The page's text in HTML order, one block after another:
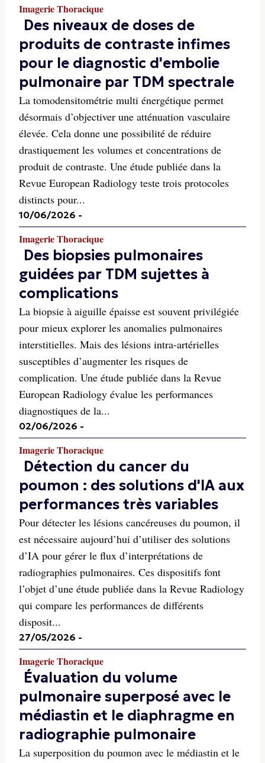
Imagerie Thoracique
Des niveaux de doses de
produits de contraste infimes
pour le diagnostic d'embolie
pulmonaire par TDM spectrale
La tomodensitométrie multi énergétique permet
désormais d’objectiver une atténuation vasculaire
élevée. Cela donne une possibilité de réduire
drastiquement les volumes et concentrations de
produit de contraste. Une étude publiée dans la
Revue European Radiology teste trois protocoles
distincts pour...
10/06/2026 -
Imagerie Thoracique
Des biopsies pulmonaires
guidées par TDM sujettes à
complications
La biopsie à aiguille épaisse est souvent privilégiée
pour mieux explorer les anomalies pulmonaires
interstitielles. Mais des lésions intra-artérielles
susceptibles d’augmenter les risques de
complication. Une étude publiée dans la Revue
European Radiology évalue les performances
diagnostiques de la...
02/06/2026 -
Imagerie Thoracique
Détection du cancer du
poumon : des solutions d'IA aux
performances très variables
Pour détecter les lésions cancéreuses du poumon, il
est nécessaire aujourd’hui d’utiliser des solutions
d’IA pour gérer le flux d’interprétations de
radiographies pulmonaires. Ces dispositifs font
l’objet d’une étude publiée dans la Revue Radiology
qui compare les performances de différents
disposit...
27/05/2026 -
Imagerie Thoracique
Évaluation du volume
pulmonaire superposé avec le
médiastin et le diaphragme en
radiographie pulmonaire
La superposition du poumon avec le médiastin et le